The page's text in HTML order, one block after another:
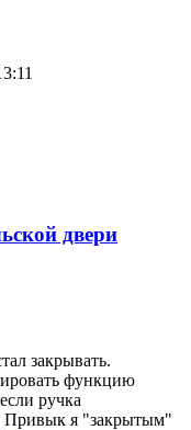
двери
закрывать.
функцию
ручка
Привык я "закрытым"